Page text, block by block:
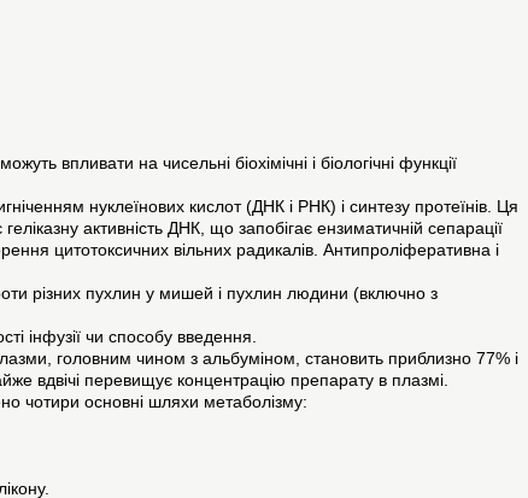
впливати на чисельні біохімічні і біологічні функції
нуклеїнових кислот (ДНК і РНК) і синтезу протеїнів. Ця
активність ДНК, що запобігає ензиматичній сепарації
цитотоксичних вільних радикалів. Антипроліферативна і
різних пухлин у мишей і пухлин людини (включно з
інфузії чи способу введення.
головним чином з альбуміном, становить приблизно 77% і
вдвічі перевищує концентрацію препарату в плазмі.
чотири основні шляхи метаболізму: